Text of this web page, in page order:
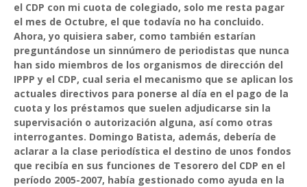
el CDP con mi cuota de colegiado, solo me resta pagar
el mes de Octubre, el que todavía no ha concluido.
Ahora, yo quisiera saber, como también estarían
preguntándose un sinnúmero de periodistas que nunca
han sido miembros de los organismos de dirección del
IPPP y el CDP, cual seria el mecanismo que se aplican los
actuales directivos para ponerse al día en el pago de la
cuota y los préstamos que suelen adjudicarse sin la
supervisación o autorización alguna, así como otras
interrogantes. Domingo Batista, además, debería de
aclarar a la clase periodística el destino de unos fondos
que recibía en sus funciones de Tesorero del CDP en el
período 2005-2007, había gestionado como ayuda en la